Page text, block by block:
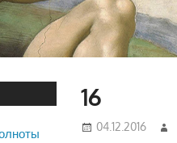
16
04.12.2016